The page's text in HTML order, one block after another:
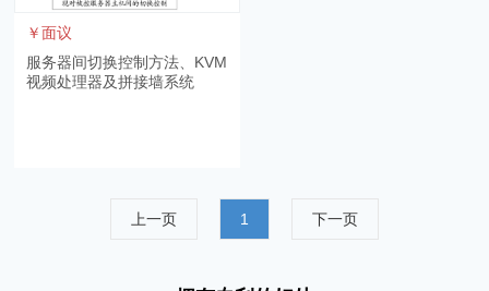
￥面议
服务器间切换控制方法、KVM
视频处理器及拼接墙系统
上一页 1 下一页